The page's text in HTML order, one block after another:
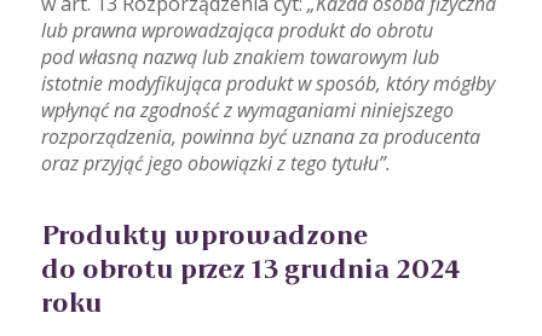
lub prawna wprowadzająca produkt do obrotu
pod własną nazwą lub znakiem towarowym lub
istotnie modyfikująca produkt w sposób, który mógłby
wpłynąć na zgodność z wymaganiami niniejszego
rozporządzenia, powinna być uznana za producenta
oraz przyjąć jego obowiązki z tego tytułu”.
Produkty wprowadzone
do obrotu przez 13 grudnia 2024
roku